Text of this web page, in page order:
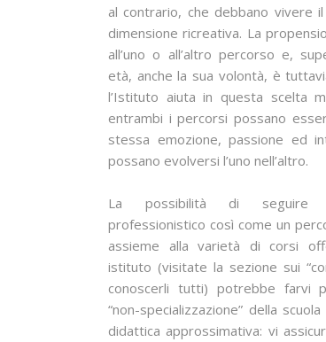
al contrario, che debbano vivere
dimensione ricreativa. La
all’uno o all’altro percorso e,
età, anche la sua volontà, è
l’Istituto aiuta in questa scelta
entrambi i percorsi possano
stessa emozione, passione ed
possano evolversi l’uno nell’altro.
La possibilità di seguire
professionistico così come un
assieme alla varietà di corsi
istituto (visitate la sezione sui
conoscerli tutti) potrebbe farvi
“non-specializzazione” della
didattica approssimativa: vi